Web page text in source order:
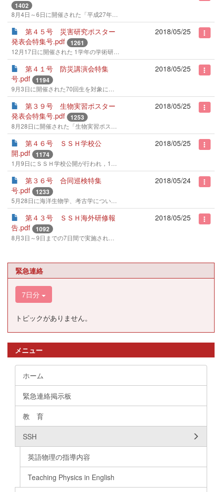
1402
第４５号 災害研究ポスター
発表会特集号.pdf
1261
2018/05/25
第４１号 防災講演会特集
号.pdf
1194
2018/05/25
第３９号 生物実習ポスター
発表会特集号.pdf
1253
2018/05/25
第４６号 ＳＳＨ学校公
開.pdf
1174
2018/05/25
第３６号 合同巡検特集
号.pdf
1233
2018/05/24
第４３号 ＳＳＨ海外研修報
告.pdf
1092
2018/05/25
緊急連絡
7日分
トピックがありません。
メニュー
ホーム
緊急連絡掲示板
教 育
SSH
英語物理の指導内容
Teaching Physics in English